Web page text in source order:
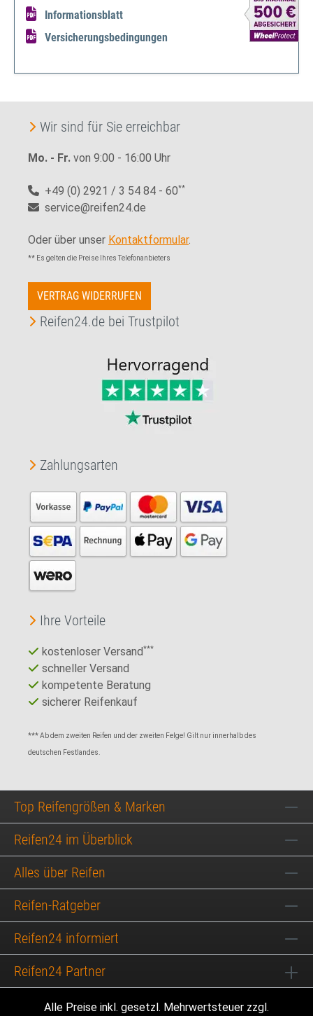
Informationsblatt
Versicherungsbedingungen
Wir sind für Sie erreichbar
Mo. - Fr. von 9:00 - 16:00 Uhr
+49 (0) 2921 / 3 54 84 - 60**
service@reifen24.de
Oder über unser Kontaktformular.
** Es gelten die Preise Ihres Telefonanbieters
VERTRAG WIDERRUFEN
Reifen24.de bei Trustpilot
Zahlungsarten
Ihre Vorteile
kostenloser Versand***
schneller Versand
kompetente Beratung
sicherer Reifenkauf
*** Ab dem zweiten Reifen und der zweiten Felge! Gilt nur innerhalb des
deutschen Festlandes.
Top Reifengrößen & Marken
Reifen24 im Überblick
Alles über Reifen
Reifen-Ratgeber
Reifen24 informiert
Reifen24 Partner
Alle Preise inkl. gesetzl. Mehrwertsteuer zzgl.